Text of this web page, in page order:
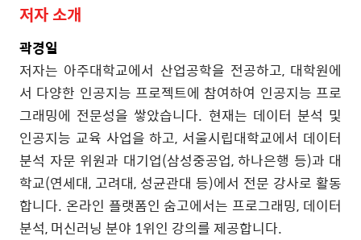
저자소개
곽경일
저자는 아주대학교에서 산업공학을 전공하고, 대학원에
서 다양한 인공지능 프로젝트에 참여하여 인공지능 프로
그래밍에 전문성을 쌓았습니다. 현재는 데이터 분석 및
인공지능 교육 사업을 하고, 서울시립대학교에서 데이터
분석 자문 위원과 대기업(삼성중공업, 하나은행 등)과 대
학교(연세대, 고려대, 성균관대 등)에서 전문 강사로 활동
합니다. 온라인 플랫폼인 숨고에서는 프로그래밍, 데이터
분석, 머신러닝 분야 1위인 강의를 제공합니다.